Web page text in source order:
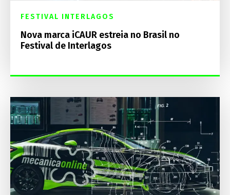
FESTIVAL INTERLAGOS
Nova marca iCAUR estreia no Brasil no
Festival de Interlagos